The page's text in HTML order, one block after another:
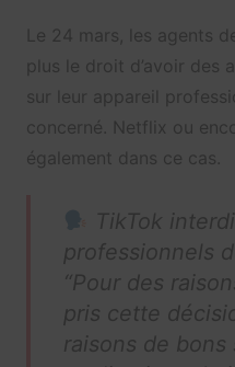
Le 24 mars, les agents
plus le droit d’avoir des
sur leur appareil
concerné. Netflix ou
également dans ce cas.
TikTok
professionnels
“Pour des
pris cette
raisons de bons